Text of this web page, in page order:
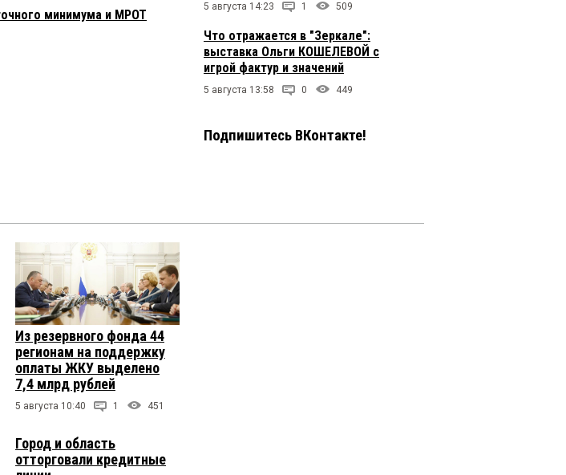
минимума и МРОТ
5 августа 14:23 1 509
Что отражается в "Зеркале":
выставка Ольги КОШЕЛЕВОЙ с
игрой фактур и значений
5 августа 13:58 0 449
Подпишитесь ВКонтакте!
Из резервного фонда 44
регионам на поддержку
оплаты ЖКУ выделено
7,4 млрд рублей
5 августа 10:40 1 451
Город и область
отторговали кредитные